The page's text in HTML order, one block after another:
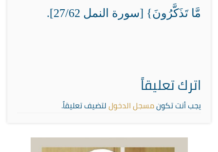
مَّا تَذَكَّرُونَ} [سورة النمل 27/62].
اترك تعليقاً
يجب أنت تكونمسجل الدخوللتضيف تعليقاً.